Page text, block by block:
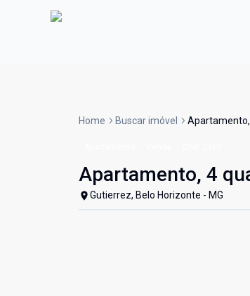
Home Buscar imóvel Apartamento,
Apartamento, 4
Gutierrez, Belo Horizonte - MG